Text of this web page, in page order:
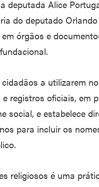
deputada Alice
do deputado
órgãos e
a utilizarem
registros oficiais, em
social, e estabelece
para incluir os
religiosos é uma